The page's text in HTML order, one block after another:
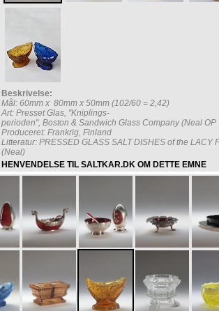
Beskrivelse:
Mål: 60mm x 80mm x 50mm (102/60 = 2,42)
Art: Presset Glas, "Kniplings-
perioden", Boston & Sandwich Glass Company (Neal OP
Produceret: Frankrig, Finland
Litteratur: PRESSED GLASS SALT DISHES of the LACY
(Neal)
HENVENDELSE TIL SALTKAR.DK OM DETTE EMNE